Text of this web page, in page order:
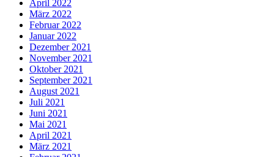
April 2022
März 2022
Februar 2022
Januar 2022
Dezember 2021
November 2021
Oktober 2021
September 2021
August 2021
Juli 2021
Juni 2021
Mai 2021
April 2021
März 2021